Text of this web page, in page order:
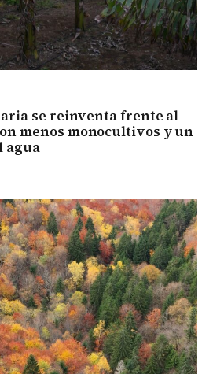
se reinventa frente al
menos monocultivos y un
agua